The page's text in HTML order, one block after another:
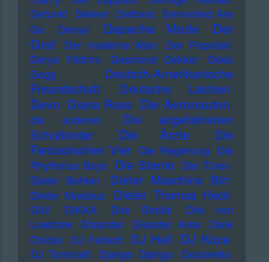
Defunkt Dekker Delfonic Demented Are
Go
Denyo Depeche Mode
Der
Graf
Der moderne Man
Der Popolski
Derya Yildirim
Desmond Dekker
Deso
Dogg
Deutsch-Amerikanische
Freundschaft
Deutsche Laichen
Devo Diana Ross Die Aeronauten
die anderen
Die angefahrenen
Schulkinder
Die Ärzte
Die
Fantastischen Vier Die Regierung Die
Rhythmus Boys Die Sterne Die Türen
Dieter Bohlen
Dieter Maschine Birr
Dieter Moebius Dieter Thomas Heck
DiIV DIKKA Dire Straits
Dirk von
Lowtzow
Disarstar Disaster Area
Dixie
Chicks DJ Fetisch DJ Hell DJ Koze
DJ Tomcraft Django Django
Doctorella